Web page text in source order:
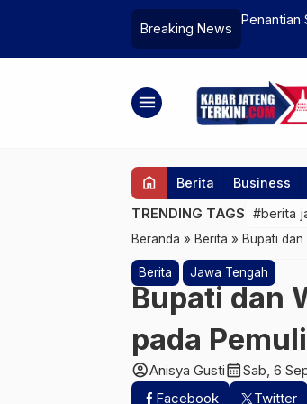
Breaking News
Penantian
menu
home Berita Business
TRENDING TAGS #berita
Beranda » Berita » Bupati
Berita Jawa Tengah
Bupati dan
pada
account_circleAnisya Gusticalendar_monthSab, 6
Facebook
Twitter